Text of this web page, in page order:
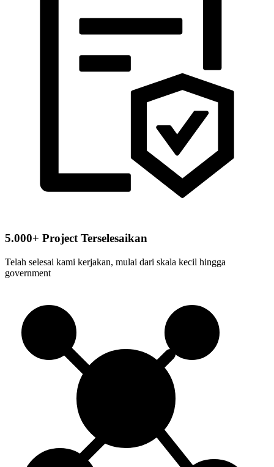
5.000+ Project Terselesaikan
Telah selesai kami kerjakan, mulai dari skala kecil hingga
government